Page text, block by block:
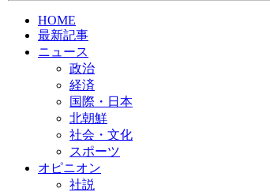
HOME
最新記事
ニュース
政治
経済
国際・日本
北朝鮮
社会・文化
スポーツ
オピニオン
社説